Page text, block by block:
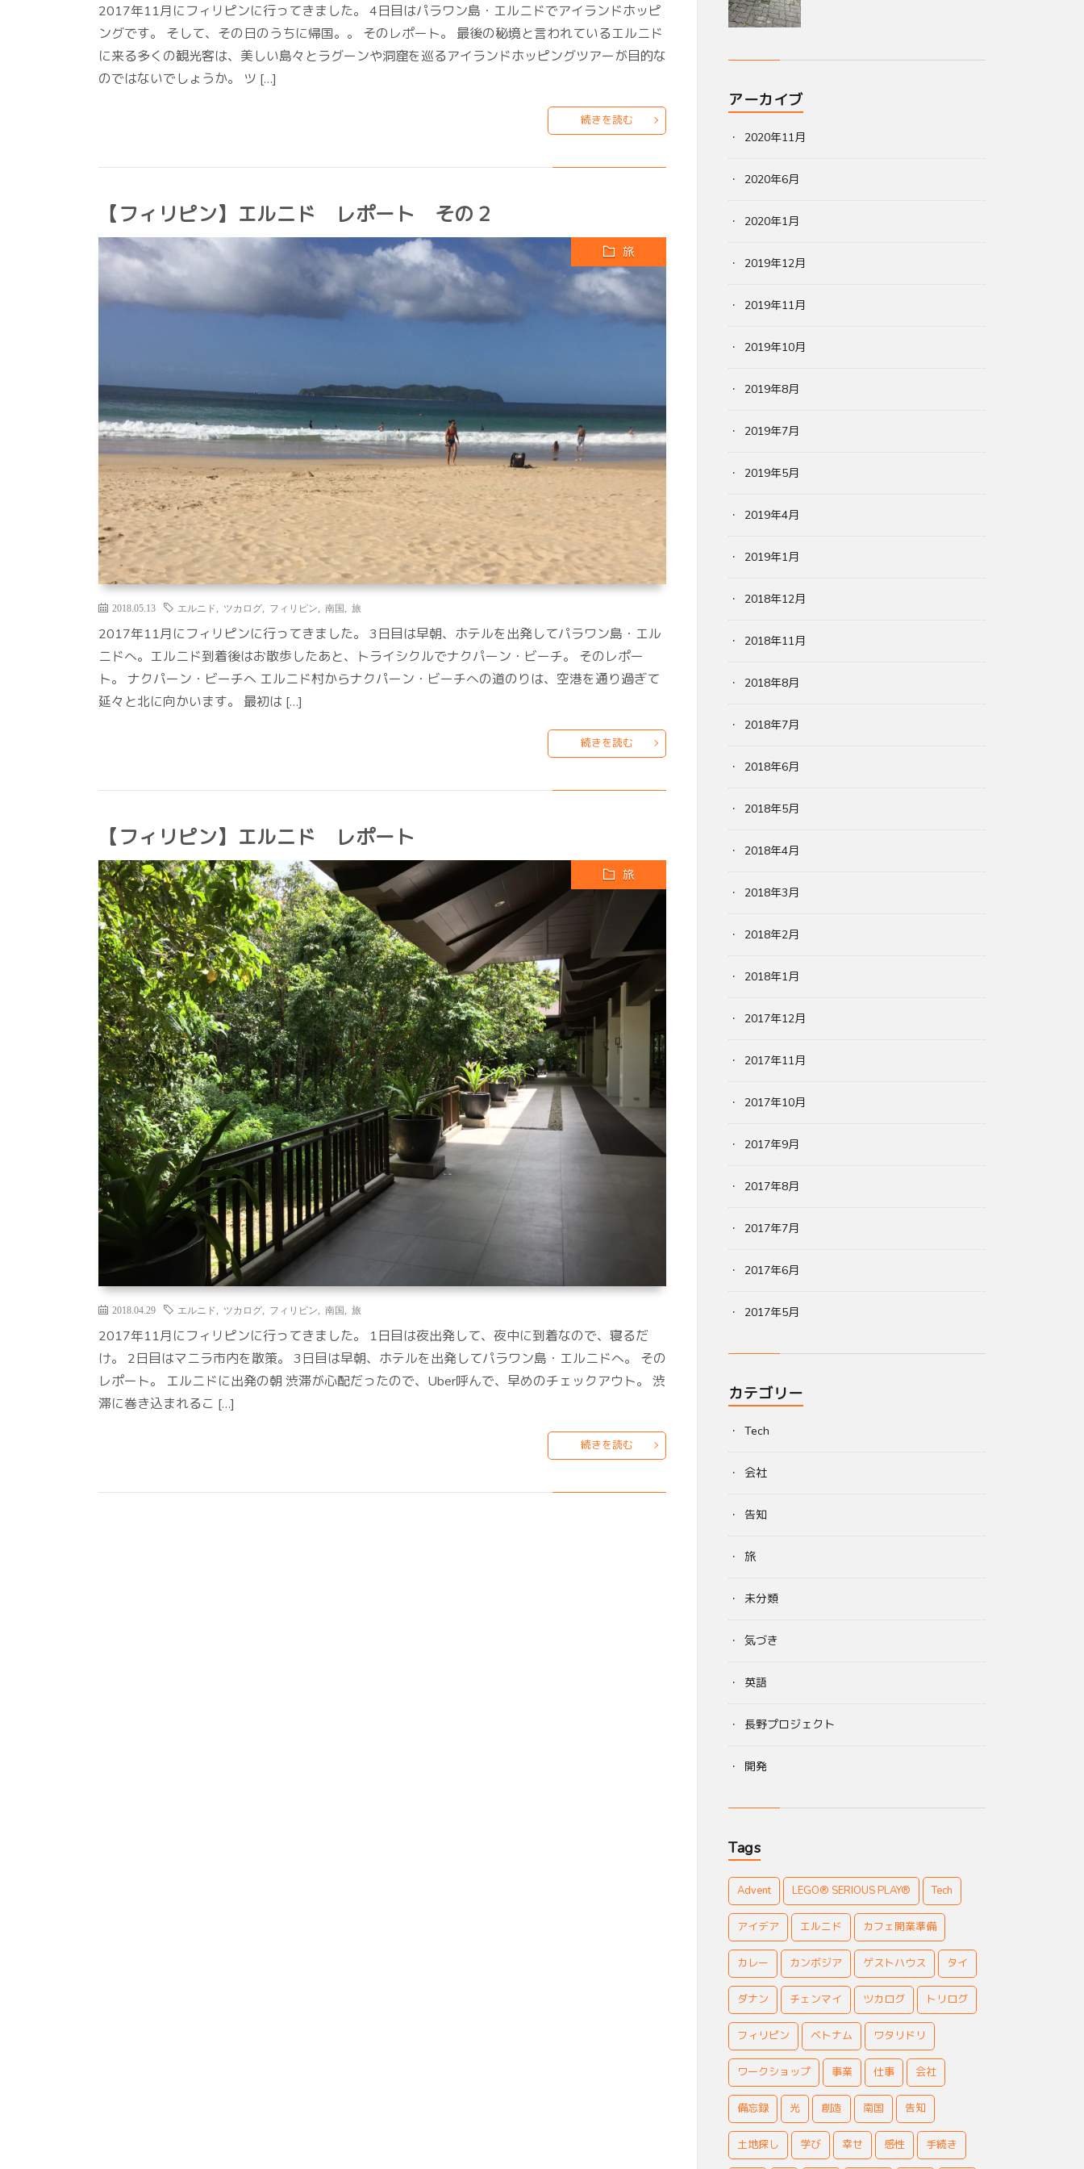
2017年11月にフィリピンに行ってきました。 4日目はパラワン島・エルニドでアイランドホッピ
ングです。 そして、その日のうちに帰国。。 そのレポート。 最後の秘境と言われているエルニド
に来る多くの観光客は、美しい島々とラグーンや洞窟を巡るアイランドホッピングツアーが目的な
のではないでしょうか。 ツ […]
続きを読む
【フィリピン】エルニド レポート その２
旅
2018.05.13 エルニド ツカログ フィリピン 南国 旅
2017年11月にフィリピンに行ってきました。 3日目は早朝、ホテルを出発してパラワン島・エル
ニドへ。エルニド到着後はお散歩したあと、トライシクルでナクパーン・ビーチ。 そのレポー
ト。 ナクパーン・ビーチへ エルニド村からナクパーン・ビーチへの道のりは、空港を通り過ぎて
延々と北に向かいます。 最初は […]
続きを読む
【フィリピン】エルニド レポート
旅
2018.04.29 エルニド ツカログ フィリピン 南国 旅
2017年11月にフィリピンに行ってきました。 1日目は夜出発して、夜中に到着なので、寝るだ
け。 2日目はマニラ市内を散策。 3日目は早朝、ホテルを出発してパラワン島・エルニドへ。 その
レポート。 エルニドに出発の朝 渋滞が心配だったので、Uber呼んで、早めのチェックアウト。 渋
滞に巻き込まれるこ […]
続きを読む
アーカイブ
2020年11月
2020年6月
2020年1月
2019年12月
2019年11月
2019年10月
2019年8月
2019年7月
2019年5月
2019年4月
2019年1月
2018年12月
2018年11月
2018年8月
2018年7月
2018年6月
2018年5月
2018年4月
2018年3月
2018年2月
2018年1月
2017年12月
2017年11月
2017年10月
2017年9月
2017年8月
2017年7月
2017年6月
2017年5月
カテゴリー
Tech
会社
告知
旅
未分類
気づき
英語
長野プロジェクト
開発
Tags
Advent LEGO® SERIOUS PLAY® Tech
アイデア エルニド カフェ開業準備
カレー カンボジア ゲストハウス タイ
ダナン チェンマイ ツカログ トリログ
フィリピン ベトナム ワタリドリ
ワークショップ 事業 仕事 会社
備忘録 光 創造 南国 告知
土地探し 学び 幸せ 感性 手続き